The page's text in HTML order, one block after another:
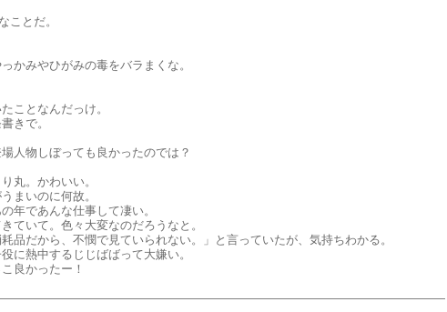
ことだ。
かみやひがみの毒をバラまくな。
ことなんだっけ。
きで。
人物しぼっても良かったのでは？
丸。かわいい。
まいのに何故。
年であんな仕事して凄い。
ていて。色々大変なのだろうなと。
品だから、不憫で見ていられない。」と言っていたが、気持ちわかる。
に熱中するじじばばって大嫌い。
こ良かったー！